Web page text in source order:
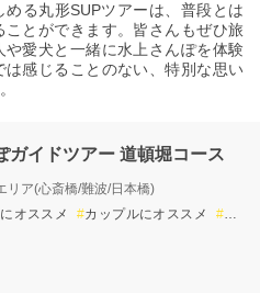
る丸形SUPツアーは、普段とは
とができます。皆さんもぜひ旅
愛犬と一緒に水上さんぽを体験
は感じることのない、特別な思い
ガイドツアー 道頓堀コース
リア(心斎橋/難波/日本橋)
オススメ
カップルにオススメ
小